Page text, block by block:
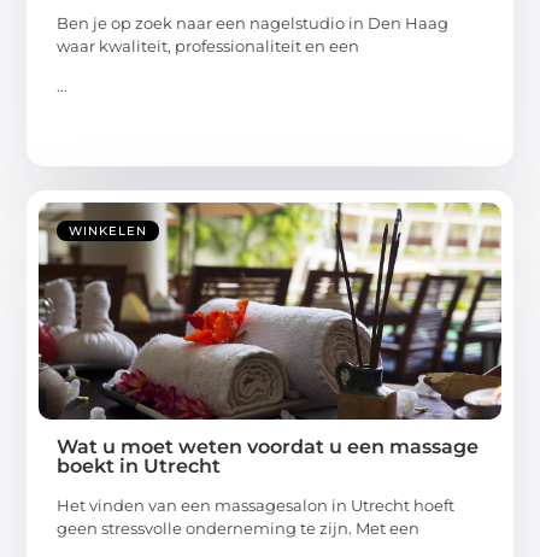
Ben je op zoek naar een nagelstudio in Den Haag
waar kwaliteit, professionaliteit en een
...
WINKELEN
Wat u moet weten voordat u een massage
boekt in Utrecht
Het vinden van een massagesalon in Utrecht hoeft
geen stressvolle onderneming te zijn. Met een